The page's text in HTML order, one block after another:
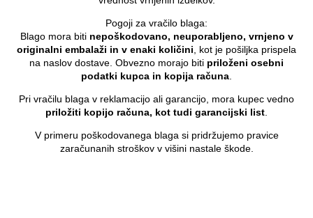
Pogoji za vračilo blaga:
Blago mora biti nepoškodovano, neuporabljeno, vrnjeno v
originalni embalaži in v enaki količini , kot je pošiljka prispela
na naslov dostave. Obvezno morajo biti priloženi osebni
podatki kupca in kopija računa
Pri vračilu blaga v reklamacijo ali garancijo, mora kupec vedno
priložiti kopijo računa, kot tudi garancijski list
V primeru poškodovanega blaga si pridržujemo pravice
zaračunanih stroškov v višini nastale škode.